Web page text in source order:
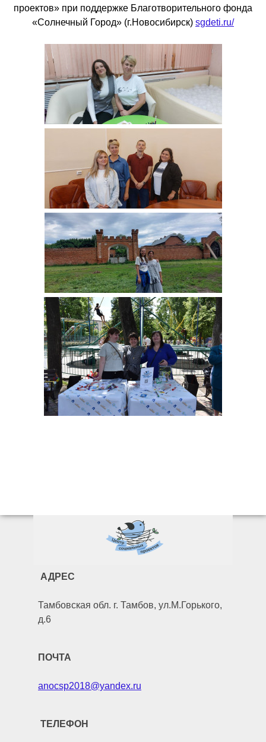
проектов» при поддержке Благотворительного фонда
«Солнечный Город» (г.Новосибирск) sgdeti.ru/
АДРЕС
Тамбовская обл. г. Тамбов, ул.М.Горького,
д.6
ПОЧТА
anocsp2018@yandex.ru
ТЕЛЕФОН